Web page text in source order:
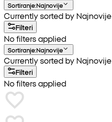
Sortiranje:Najnovije
Currently sorted by Najnovije
Filteri
No filters applied
Sortiranje:Najnovije
Currently sorted by Najnovije
Filteri
No filters applied